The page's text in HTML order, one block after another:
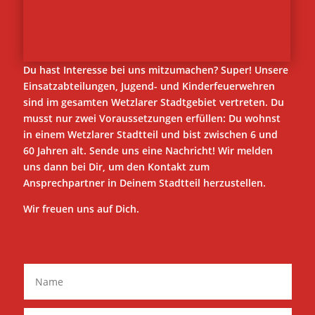
Du hast Interesse bei uns mitzumachen? Super! Unsere
Einsatzabteilungen, Jugend- und Kinderfeuerwehren
sind im gesamten Wetzlarer Stadtgebiet vertreten. Du
musst nur zwei Voraussetzungen erfüllen: Du wohnst
in einem Wetzlarer Stadtteil und bist zwischen 6 und
60 Jahren alt. Sende uns eine Nachricht! Wir melden
uns dann bei Dir, um den Kontakt zum
Ansprechpartner in Deinem Stadtteil herzustellen.
Wir freuen uns auf Dich.